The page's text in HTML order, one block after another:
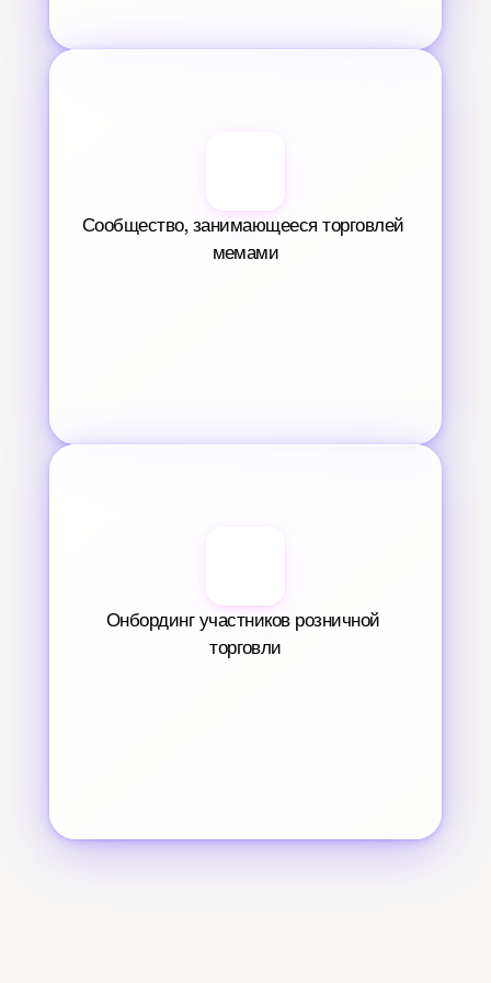
Сообщество, занимающееся торговлей
мемами
Онбординг участников розничной
торговли